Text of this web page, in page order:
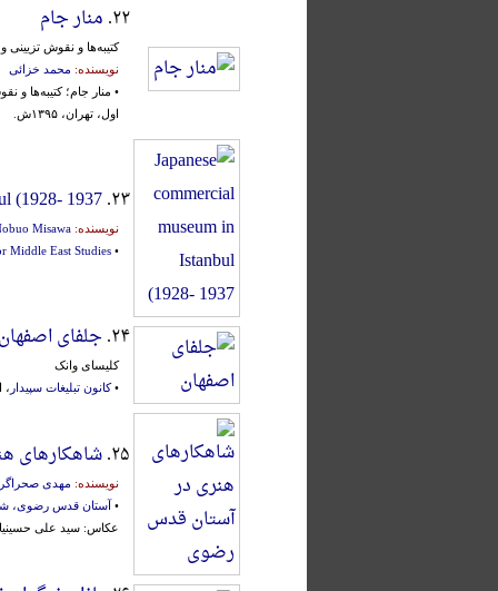
۲۲. منار جام
کتیبه‌ها و نقوش تزیینی
نویسنده: محمد خزائی
• منار جام؛ کتیبه‌ها و
اول، تهران، ۱۳۹۵ش.
۲۳. (1928- 1937
نویسنده: Misawa
•
Middle East Studies
۲۴. جلفای
کلیسای وانک
•کانون تبلیغات سپیدار ،
۲۵. شاهکارهای
نویسنده: مهدی
• آستان قدس رضوی،
عکاس: سید علی